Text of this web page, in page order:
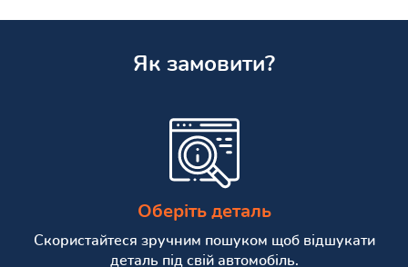
Як замовити?
Оберіть деталь
Скористайтеся зручним пошуком щоб відшукати
деталь під свій автомобіль.